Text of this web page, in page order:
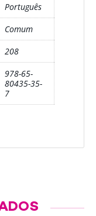
Português
Comum
208
978-65-
80435-35-
7